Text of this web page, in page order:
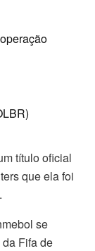
título oficial
que ela foi
se
Fifa de